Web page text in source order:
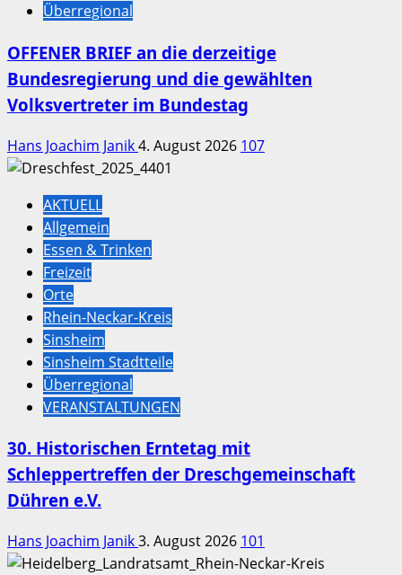
Überregional
OFFENER BRIEF an die derzeitige
Bundesregierung und die gewählten
Volksvertreter im Bundestag
Hans Joachim Janik4. August 2026 107
AKTUELL
Allgemein
Essen & Trinken
Freizeit
Orte
Rhein-Neckar-Kreis
Sinsheim
Sinsheim Stadtteile
Überregional
VERANSTALTUNGEN
30. Historischen Erntetag mit
Schleppertreffen der Dreschgemeinschaft
Dühren e.V.
Hans Joachim Janik3. August 2026 101